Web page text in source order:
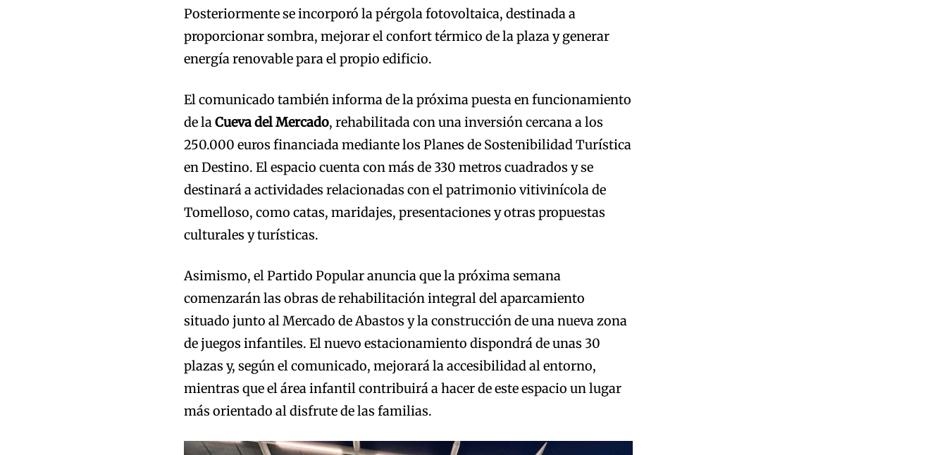
Posteriormente se incorporó la pérgola fotovoltaica, destinada a
proporcionar sombra, mejorar el confort térmico de la plaza y generar
energía renovable para el propio edificio.
El comunicado también informa de la próxima puesta en funcionamiento
de laCueva del Mercado, rehabilitada con una inversión cercana a los
250.000 euros financiada mediante los Planes de Sostenibilidad Turística
en Destino. El espacio cuenta con más de 330 metros cuadrados y se
destinará a actividades relacionadas con el patrimonio vitivinícola de
Tomelloso, como catas, maridajes, presentaciones y otras propuestas
culturales y turísticas.
Asimismo, el Partido Popular anuncia que la próxima semana
comenzarán las obras de rehabilitación integral del aparcamiento
situado junto al Mercado de Abastos y la construcción de una nueva zona
de juegos infantiles. El nuevo estacionamiento dispondrá de unas 30
plazas y, según el comunicado, mejorará la accesibilidad al entorno,
mientras que el área infantil contribuirá a hacer de este espacio un lugar
más orientado al disfrute de las familias.